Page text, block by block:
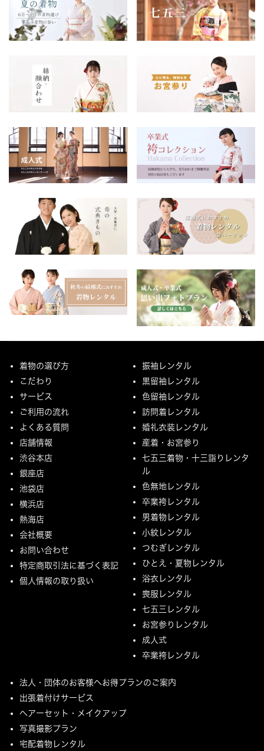
着物の選び方
こだわり
サービス
ご利用の流れ
よくある質問
店舗情報
渋谷本店
銀座店
池袋店
横浜店
熱海店
会社概要
お問い合わせ
特定商取引法に基づく表記
個人情報の取り扱い
振袖レンタル
黒留袖レンタル
色留袖レンタル
訪問着レンタル
婚礼衣装レンタル
産着・お宮参り
七五三着物・十三詣りレンタ
ル
色無地レンタル
卒業袴レンタル
男着物レンタル
小紋レンタル
つむぎレンタル
ひとえ・夏物レンタル
浴衣レンタル
喪服レンタル
七五三レンタル
お宮参りレンタル
成人式
卒業袴レンタル
法人・団体のお客様へお得プランのご案内
出張着付けサービス
ヘアーセット・メイクアップ
写真撮影プラン
宅配着物レンタル